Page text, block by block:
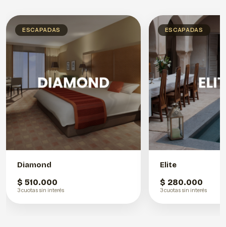
ESCAPADAS
Diamond
$ 510.000
3 cuotas sin interés
ESCAPADAS
Elite
$ 280.000
3 cuotas sin interés